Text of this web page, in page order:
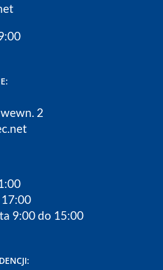
2
9:00 do 15:00